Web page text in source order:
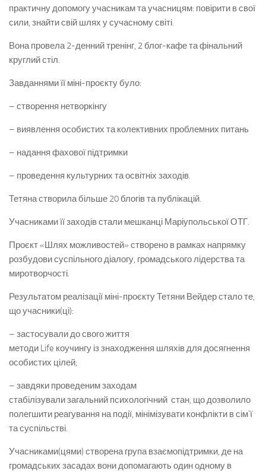
практичну допомогу учасникам та учасницям: повірити в свої
сили, знайти свій шлях у сучасному світі.
Вона провела 2-денний тренінг, 2 блог-кафе та фінальний
круглий стіл.
Завданнями її міні-проєкту було:
– створення нетворкінгу
– виявлення особистих та колективних проблемних питань
– надання фахової підтримки
– проведення культурних та освітніх заходів.
Тетяна створила більше 20 блогів та публікацій.
Учасниками її заходів стали мешканці Маріупольської ОТГ.
Проєкт «Шлях можливостей» створено в рамках напрямку
розбудови суспільного діалогу, громадського лідерства та
миротворчості.
Результатом реалізації міні-проєкту Тетяни Вейдер стало те,
що учасники(ці):
– застосували до свого життя
методи Life коучингу із знаходження шляхів для досягнення
особистих цілей;
– завдяки проведеним заходам
стабілізували загальний психологічний стан, що дозволило
полегшити реагування на події, мінімізувати конфлікти в сім`ї
та суспільстві.
Учасниками(цями) створена група взаємопідтримки, де на
громадських засадах вони допомагають один одному в